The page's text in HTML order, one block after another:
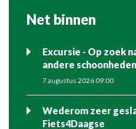
Net binnen
Excursie - Op zoek
andere schoonheden
7 augustus 2026 09:00
Wederom zeer geslaagde
Fiets4Daagse